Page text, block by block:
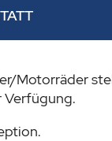
Motorräder
Verfügung.